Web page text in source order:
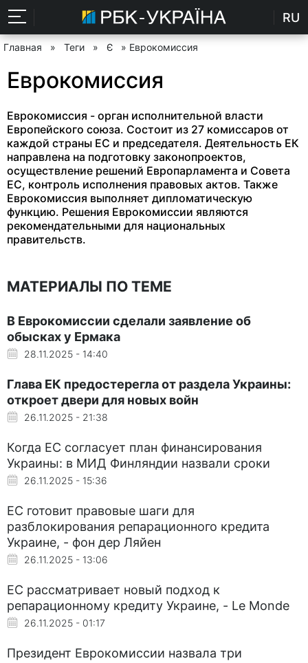
RU
Главная » Теги » Є » Еврокомиссия
Еврокомиссия
Еврокомиссия - орган исполнительной власти
Европейского союза. Состоит из 27 комиссаров от
каждой страны ЕС и председателя. Деятельность ЕК
направлена на подготовку законопроектов,
осуществление решений Европарламента и Совета
ЕС, контроль исполнения правовых актов. Также
Еврокомиссия выполняет дипломатическую
функцию. Решения Еврокомиссии являются
рекомендательными для национальных
правительств.
МАТЕРИАЛЫ ПО ТЕМЕ
В Еврокомиссии сделали заявление об
обысках у Ермака
28.11.2025 - 14:40
Глава ЕК предостерегла от раздела Украины:
откроет двери для новых войн
26.11.2025 - 21:38
Когда ЕС согласует план финансирования
Украины: в МИД Финляндии назвали сроки
26.11.2025 - 15:36
ЕС готовит правовые шаги для
разблокирования репарационного кредита
Украине, - фон дер Ляйен
26.11.2025 - 13:06
ЕС рассматривает новый подход к
репарационному кредиту Украине, - Le Monde
26.11.2025 - 01:17
Президент Еврокомиссии назвала три